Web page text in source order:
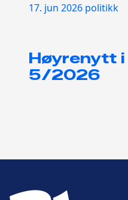
17. jun 2026 politikk
Høyrenytt i
5/2026